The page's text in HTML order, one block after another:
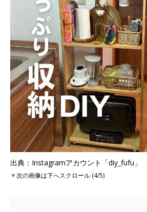
出典：Instagramアカウント「diy_fufu」
▼次の画像は下へスクロール (4/5)